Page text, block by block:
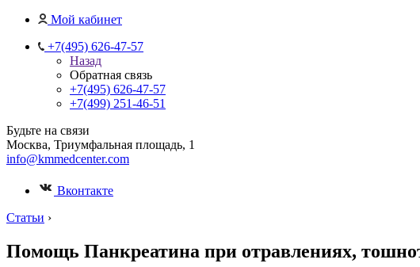
Мой кабинет
+7(495) 626-47-57
Назад
Обратная связь
+7(495) 626-47-57
+7(499) 251-46-51
Будьте на связи
Москва, Триумфальная площадь, 1
info@kmmedcenter.com
Вконтакте
Статьи ›
Помощь Панкреатина при отравлениях,